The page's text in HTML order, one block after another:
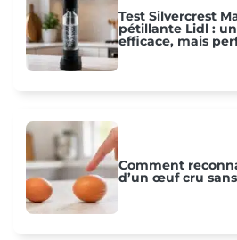
Test Silvercrest
pétillante Lidl :
efficace, mais
Comment
d’un œuf cru